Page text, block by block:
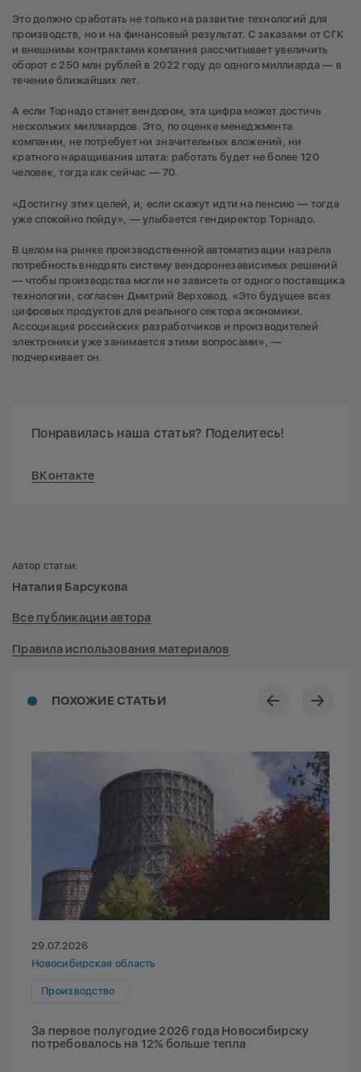
Это должно сработать не только на развитие технологий для
производств, но и на финансовый результат. С заказами от СГК
и внешними контрактами компания рассчитывает увеличить
оборот с 250 млн рублей в 2022 году до одного миллиарда — в
течение ближайших лет.
А если Торнадо станет вендором, эта цифра может достичь
нескольких миллиардов. Это, по оценке менеджмента
компании, не потребует ни значительных вложений, ни
кратного наращивания штата: работать будет не более 120
человек, тогда как сейчас — 70.
«Достигну этих целей, и, если скажут идти на пенсию — тогда
уже спокойно пойду», — улыбается гендиректор Торнадо.
В целом на рынке производственной автоматизации назрела
потребность внедрять систему вендоронезависимых решений
— чтобы производства могли не зависеть от одного поставщика
технологии, согласен Дмитрий Верховод. «Это будущее всех
цифровых продуктов для реального сектора экономики.
Ассоциация российских разработчиков и производителей
электроники уже занимается этими вопросами», —
подчеркивает он.
Понравилась наша статья? Поделитесь!
ВКонтакте
ПОХОЖИЕ СТАТЬИ
29.07.2026
Новосибирская область
Производство
За первое полугодие 2026 года Новосибирску
потребовалось на 12% больше тепла
Автор статьи:
Наталия Барсукова
Все публикации автора
Правила использования материалов